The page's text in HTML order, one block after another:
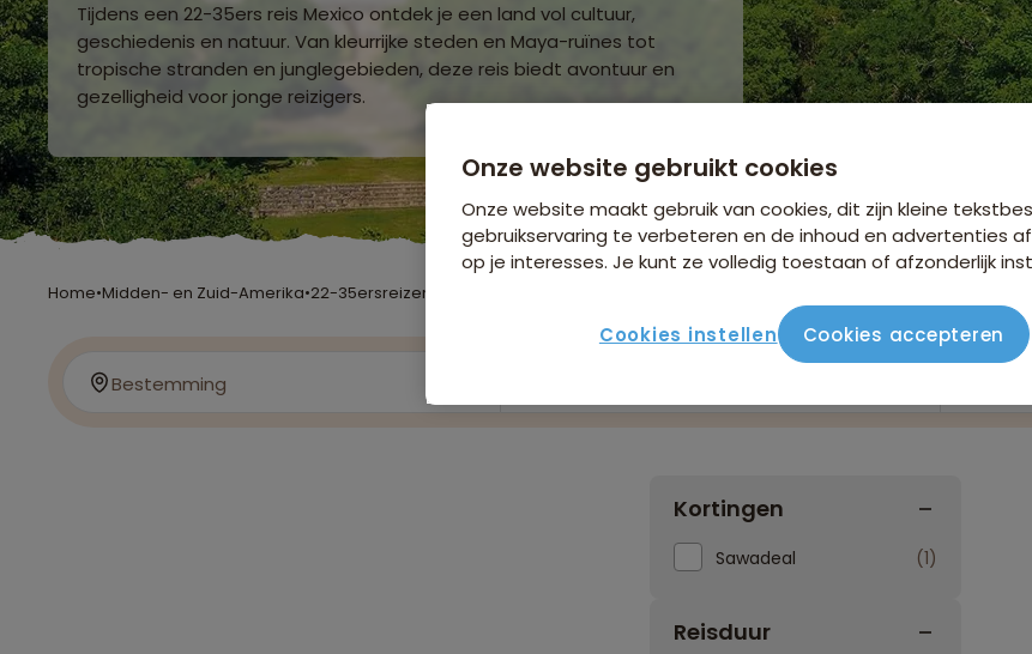
Tijdens een 22-35ers reis Mexico ontdek je een land vol cultuur,
geschiedenis en natuur. Van kleurrijke steden en Maya-ruïnes tot
tropische stranden en junglegebieden, deze reis biedt avontuur en
gezelligheid voor jonge reizigers.
Home•Midden- en Zuid-Amerika•22-35ersreizen
Bestemming
Kortingen
Sawadeal 1
Reisduur
Onze website gebruikt cookies
Onze website maakt gebruik van cookies, dit zijn kleine
gebruikservaring te verbeteren en de inhoud en advertenties
op je interesses. Je kunt ze volledig toestaan of afzonderlijk
Cookies instellen Cookies accepteren